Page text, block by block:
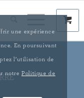
une expérience
En poursuivant
l’utilisation de
notrePolitique de